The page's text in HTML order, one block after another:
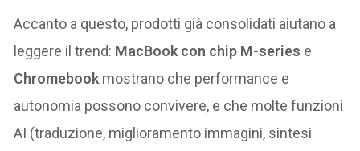
Accanto a questo, prodotti già consolidati aiutano a
leggere il trend: MacBook con chip M-series e
Chromebook mostrano che performance e
autonomia possono convivere, e che molte funzioni
AI (traduzione, miglioramento immagini, sintesi